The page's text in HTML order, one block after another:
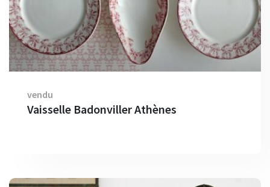
vendu
Vaisselle Badonviller Athènes